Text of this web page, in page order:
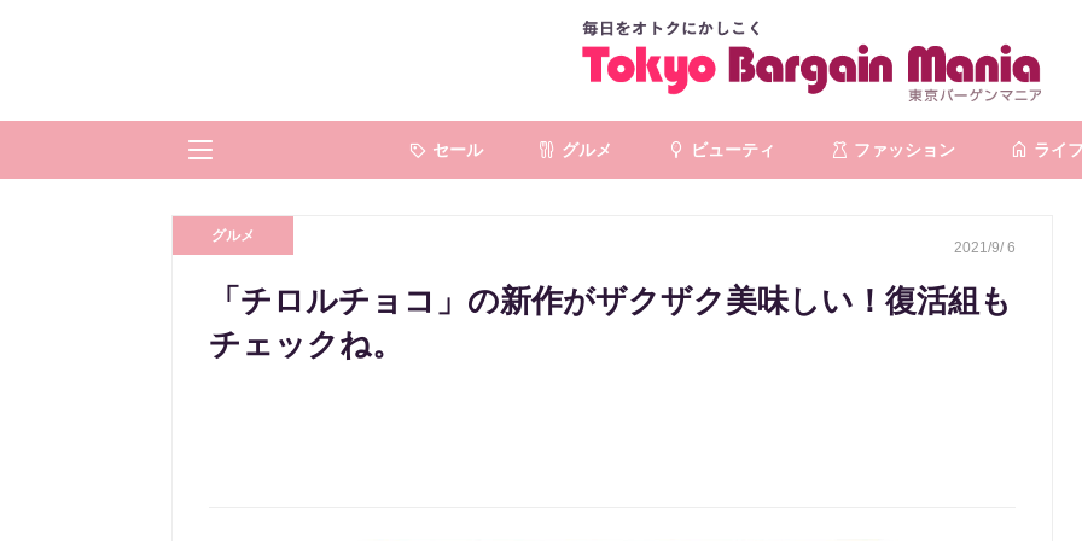
セール グルメ ビューティ ファッション ライフ
グルメ
2021/9/ 6
「チロルチョコ」の新作がザクザク美味しい！復活組も
チェックね。